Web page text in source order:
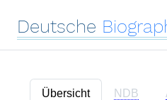
Deutsche
Übersicht NDB